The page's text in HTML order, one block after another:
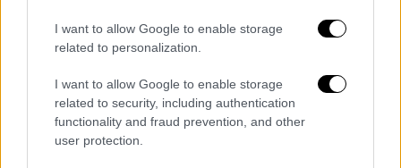
I want to allow Google to enable storage
related to personalization.
I want to allow Google to enable storage
related to security, including authentication
functionality and fraud prevention, and other
user protection.
όμως μέσω VAR σωστά μέτρησε ένα δίλεπτο
αργότερα.
Στο φινάλε του πρώτου μέρους, ο
Ολυμπιακός κατάφερε για πρώτη φορά να...
σταυρώσει μια επίθεση της προκοπής, με
αρχή μέση και τέλος και στην πρώτη του